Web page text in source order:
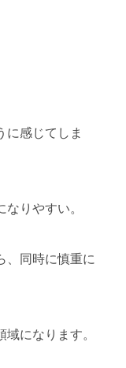
に感じてしま
りやすい。
、同時に慎重に
になります。